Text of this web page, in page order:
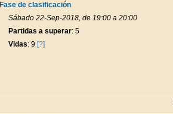
Fase de clasificación
Sábado 22-Sep-2018, de 19:00 a 20:00
Partidas a superar: 5
Vidas: 9 [?]